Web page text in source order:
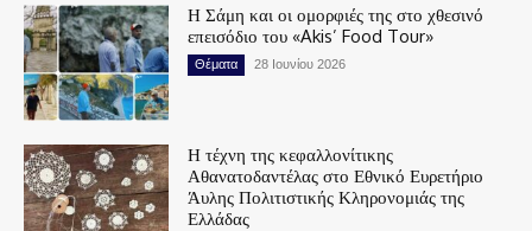
Η Σάμη και οι ομορφιές της στο χθεσινό
επεισόδιο του «Akis’ Food Tour»
Θέματα 28 Ιουνίου 2026
Η τέχνη της κεφαλλονίτικης
Αθανατοδαντέλας στο Εθνικό Ευρετήριο
Άυλης Πολιτιστικής Κληρονομιάς της
Ελλάδας